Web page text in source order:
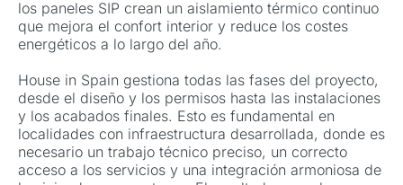
los paneles SIP crean un aislamiento térmico continuo
que mejora el confort interior y reduce los costes
energéticos a lo largo del año.
House in Spain gestiona todas las fases del proyecto,
desde el diseño y los permisos hasta las instalaciones
y los acabados finales. Esto es fundamental en
localidades con infraestructura desarrollada, donde es
necesario un trabajo técnico preciso, un correcto
acceso a los servicios y una integración armoniosa de